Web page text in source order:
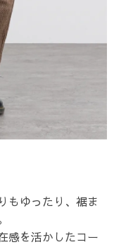
もゆったり、裾ま
感を活かしたコー